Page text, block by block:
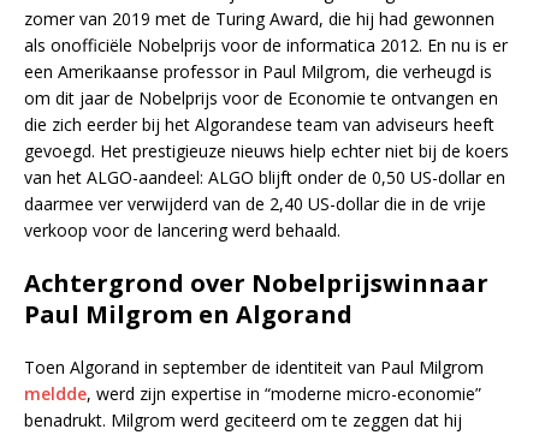
zomer van 2019 met de Turing Award, die hij had gewonnen
als onofficiële Nobelprijs voor de informatica 2012. En nu is er
een Amerikaanse professor in Paul Milgrom, die verheugd is
om dit jaar de Nobelprijs voor de Economie te ontvangen en
die zich eerder bij het Algorandese team van adviseurs heeft
gevoegd. Het prestigieuze nieuws hielp echter niet bij de koers
van het ALGO-aandeel: ALGO blijft onder de 0,50 US-dollar en
daarmee ver verwijderd van de 2,40 US-dollar die in de vrije
verkoop voor de lancering werd behaald.
Achtergrond over Nobelprijswinnaar
Paul Milgrom en Algorand
Toen Algorand in september de identiteit van Paul Milgrom
meldde, werd zijn expertise in “moderne micro-economie”
benadrukt. Milgrom werd geciteerd om te zeggen dat hij